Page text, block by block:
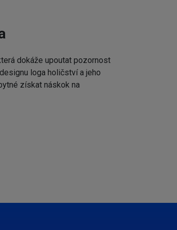
dokáže upoutat pozornost
loga holičství a jeho
získat náskok na